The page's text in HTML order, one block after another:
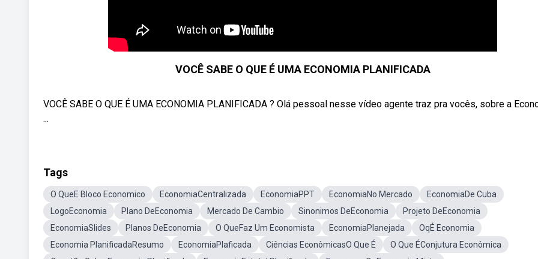
VOCÊ SABE O QUE É UMA ECONOMIA PLANIFICADA
VOCÊ SABE O QUE É UMA ECONOMIA PLANIFICADA ? Olá pessoal nesse vídeo agente traz pra vocês, sobre a
...
Tags
O QueE Bloco Economico EconomiaCentralizada EconomiaPPT EconomiaNo Mercado
EconomiaDe Cuba
LogoEconomia
Plano DeEconomia Mercado De Cambio Sinonimos DeEconomia
Projeto DeEconomia
EconomiaSlides
Planos DeEconomia O QueFaz Um Economista EconomiaPlanejada
OqÉ Economia
Economia PlanificadaResumo
EconomiaPlaficada Ciências EconômicasO Que É
O Que ÉConjutura Econômica